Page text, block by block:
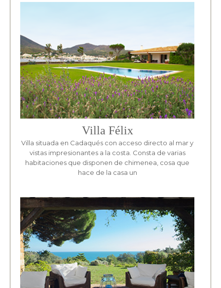
Villa Félix
Villa situada en Cadaqués con acceso directo al mar y
vistas impresionantes a la costa. Consta de varias
habitaciones que disponen de chimenea, cosa que
hace de la casa un